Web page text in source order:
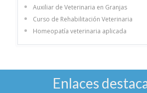
Auxiliar de Veterinaria en Granjas
Curso de Rehabilitación Veterinaria
Homeopatía veterinaria aplicada
Enlaces